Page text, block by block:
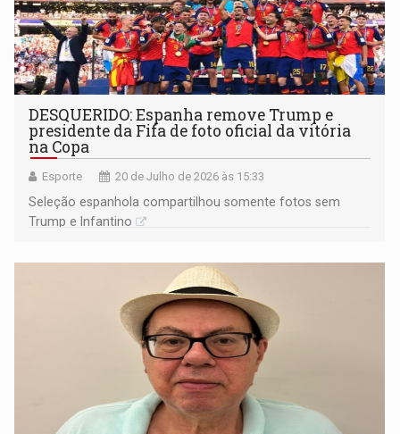
DESQUERIDO: Espanha remove Trump e
presidente da Fifa de foto oficial da vitória
na Copa
Esporte 20 de Julho de 2026 às 15:33
Seleção espanhola compartilhou somente fotos sem
Trump e Infantino